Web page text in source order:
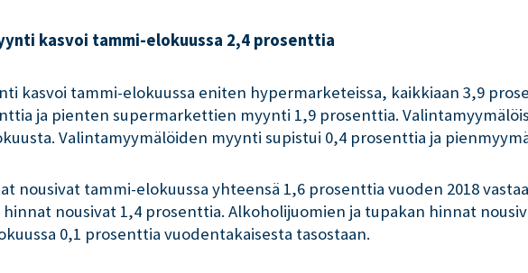
kasvoi tammi-elokuussa 2,4 prosenttia
kasvoi tammi-elokuussa eniten hypermarketeissa, kaikkiaan 3,9
ja pienten supermarkettien myynti 1,9 prosenttia.
Valintamyymälöiden myynti supistui 0,4 prosenttia ja
nousivat tammi-elokuussa yhteensä 1,6 prosenttia vuoden 2018
nousivat 1,4 prosenttia. Alkoholijuomien ja tupakan hinnat
0,1 prosenttia vuodentakaisesta tasostaan.